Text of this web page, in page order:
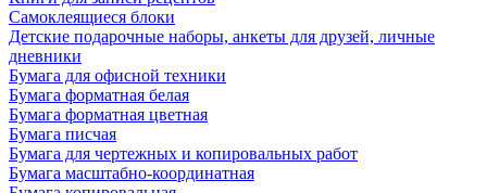
Самоклеящиеся блоки
Детские подарочные наборы, анкеты для друзей, личные
дневники
Бумага для офисной техники
Бумага форматная белая
Бумага форматная цветная
Бумага писчая
Бумага для чертежных и копировальных работ
Бумага масштабно-координатная